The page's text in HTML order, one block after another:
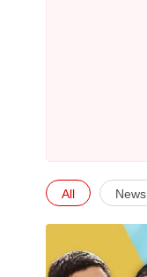
All News